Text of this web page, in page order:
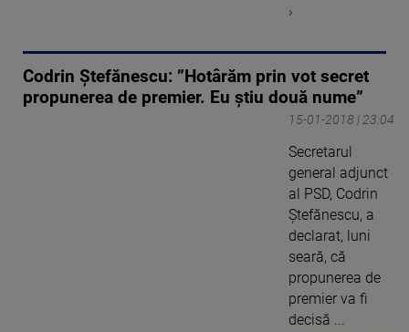
›
Codrin Ștefănescu: ”Hotârăm prin vot secret
propunerea de premier. Eu știu două nume”
15-01-2018 | 23:04
Secretarul
general adjunct
al PSD, Codrin
Ştefănescu, a
declarat, luni
seară, că
propunerea de
premier va fi
decisă ...